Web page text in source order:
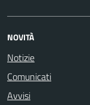
NOVITÀ
Notizie
Comunicati
Avvisi